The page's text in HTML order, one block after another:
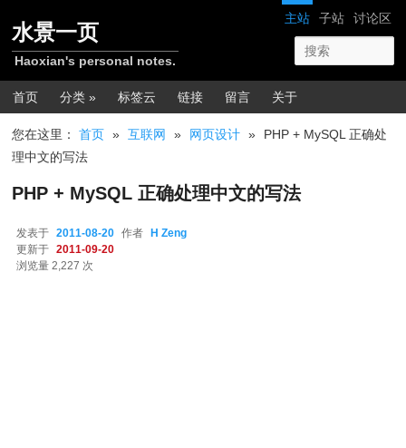
网站导航
主站 子站 讨论区
水景一页
Haoxian's personal notes.
主菜单
首页 分类 » 标签云 链接 留言 关于
您在这里：首页 » 互联网 » 网页设计 »
PHP + MySQL 正确处
理中文的写法
PHP + MySQL 正确处理中文的写法
发表于 2011-08-20 作者
H Zeng
更新于
2011-09-20
浏览量 2,227 次